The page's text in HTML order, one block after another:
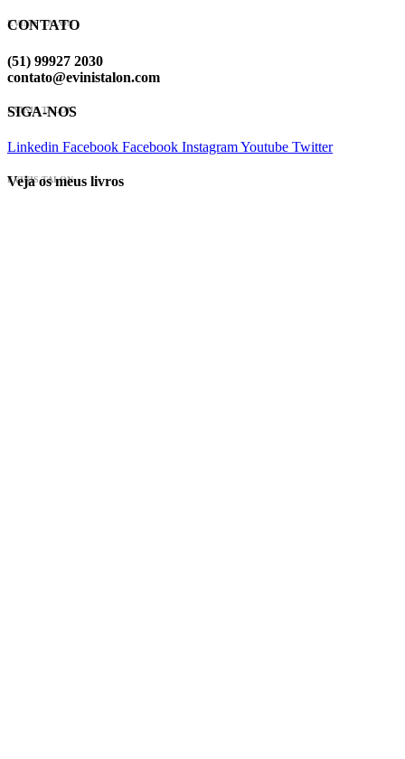
EVINIS TALON
CONTATO
(51) 99927 2030
contato@evinistalon.com
EVINIS TALON
SIGA-NOS
Linkedin Facebook Facebook InstagramYoutube Twitter
EVINIS TALON
Veja os meus livros